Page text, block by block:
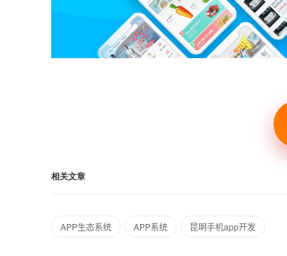
相关文章
APP生态系统 APP系统 昆明手机app开发